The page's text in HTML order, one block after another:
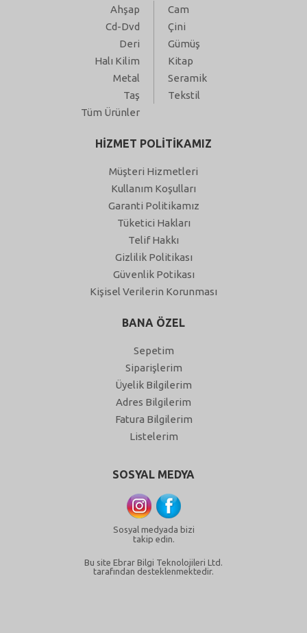
Ahşap
Cam
Cd-Dvd
Çini
Deri
Gümüş
Halı Kilim
Kitap
Metal
Seramik
Taş
Tekstil
Tüm Ürünler
HİZMET POLİTİKAMIZ
Müşteri Hizmetleri
Kullanım Koşulları
Garanti Politikamız
Tüketici Hakları
Telif Hakkı
Gizlilik Politikası
Güvenlik Potikası
Kişisel Verilerin Korunması
BANA ÖZEL
Sepetim
Siparişlerim
Üyelik Bilgilerim
Adres Bilgilerim
Fatura Bilgilerim
Listelerim
SOSYAL MEDYA
Sosyal medyada bizi
takip edin.
Bu site Ebrar Bilgi Teknolojileri Ltd.
tarafından desteklenmektedir.